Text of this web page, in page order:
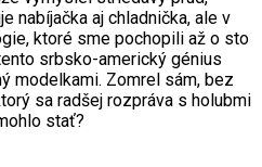
nabíjačka aj chladnička, ale v
ktoré sme pochopili až o sto
srbsko-americký génius
modelkami. Zomrel sám, bez
sa radšej rozpráva s holubmi
stať?